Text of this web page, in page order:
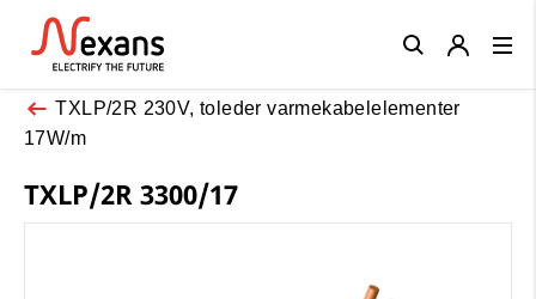
TXLP/2R 230V, toleder varmekabelelementer
17W/m
TXLP/2R 3300/17
Close